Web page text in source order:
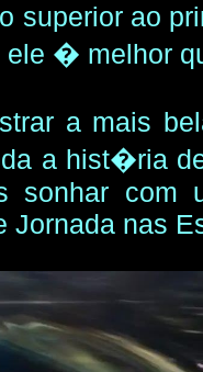
superior ao
ele � melhor
a mais
a hist�ria
sonhar com
Jornada nas